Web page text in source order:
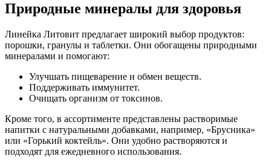
Природные минералы для здоровья
Линейка Литовит предлагает широкий выбор продуктов:
порошки, гранулы и таблетки. Они обогащены природными
минералами и помогают:
Улучшать пищеварение и обмен веществ.
Поддерживать иммунитет.
Очищать организм от токсинов.
Кроме того, в ассортименте представлены растворимые
напитки с натуральными добавками, например, «Брусника»
или «Горький коктейль». Они удобно растворяются и
подходят для ежедневного использования.